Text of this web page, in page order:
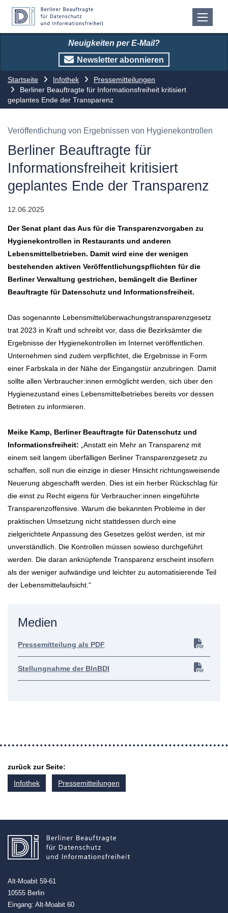
Neuigkeiten per E-Mail?
Newsletter abonnieren
Startseite Infothek
Pressemitteilungen
Berliner Beauftragte für Informationsfreiheit kritisiert
geplantes Ende der Transparenz
Veröffentlichung von Ergebnissen von Hygienekontrollen
Berliner Beauftragte für
Informationsfreiheit kritisiert
geplantes Ende der Transparenz
12.06.2025
Der Senat plant das Aus für die Transparenzvorgaben zu
Hygienekontrollen in Restaurants und anderen
Lebensmittelbetrieben. Damit wird eine der wenigen
bestehenden aktiven Veröffentlichungspflichten für die
Berliner Verwaltung gestrichen, bemängelt die Berliner
Beauftragte für Datenschutz und Informationsfreiheit.
Das sogenannte Lebensmittelüberwachungstransparenzgesetz
trat 2023 in Kraft und schreibt vor, dass die Bezirksämter die
Ergebnisse der Hygienekontrollen im Internet veröffentlichen.
Unternehmen sind zudem verpflichtet, die Ergebnisse in Form
einer Farbskala in der Nähe der Eingangstür anzubringen. Damit
sollte allen Verbraucher:innen ermöglicht werden, sich über den
Hygienezustand eines Lebensmittelbetriebes bereits vor dessen
Betreten zu informieren.
Meike Kamp, Berliner Beauftragte für Datenschutz und
Informationsfreiheit: „Anstatt ein Mehr an Transparenz mit
einem seit langem überfälligen Berliner Transparenzgesetz zu
schaffen, soll nun die einzige in dieser Hinsicht richtungsweisende
Neuerung abgeschafft werden. Dies ist ein herber Rückschlag für
die einst zu Recht eigens für Verbraucher:innen eingeführte
Transparenzoffensive. Warum die bekannten Probleme in der
praktischen Umsetzung nicht stattdessen durch eine
zielgerichtete Anpassung des Gesetzes gelöst werden, ist mir
unverständlich. Die Kontrollen müssen sowieso durchgeführt
werden. Die daran anknüpfende Transparenz erscheint insofern
als der weniger aufwändige und leichter zu automatisierende Teil
der Lebensmittelaufsicht.“
Medien
Pressemitteilung als PDF
Stellungnahme der BlnBDI
zurück zur Seite:
Infothek
Pressemitteilungen
Alt-Moabit 59-61
10555 Berlin
Eingang: Alt-Moabit 60